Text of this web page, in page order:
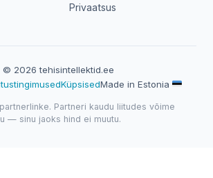
Privaatsus
© 2026 tehisintellektid.ee
KüpsisedMade in Estonia
Partneri kaudu liitudes võime
— sinu jaoks hind ei muutu.